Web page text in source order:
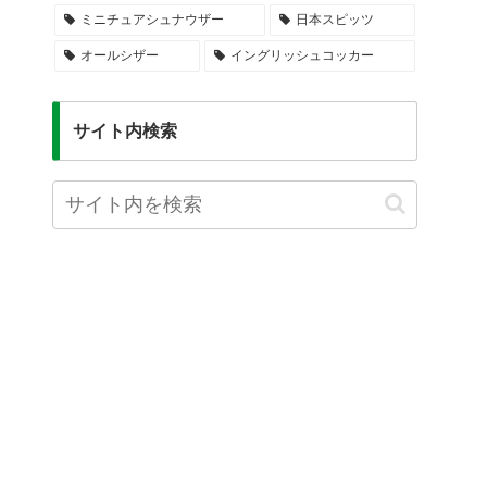
ミニチュアシュナウザー 日本スピッツ
オールシザー イングリッシュコッカー
サイト内検索